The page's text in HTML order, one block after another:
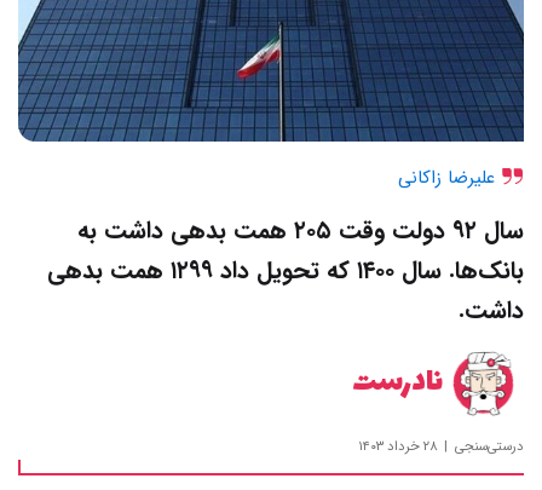
علیرضا زاکانی
سال ۹۲ دولت وقت ۲۰۵ همت بدهی داشت به
بانک‌ها. سال ۱۴۰۰ که تحویل داد ۱۲۹۹ همت بدهی
داشت.
نادرست
درستی‌سنجی ۲۸ خرداد ۱۴۰۳